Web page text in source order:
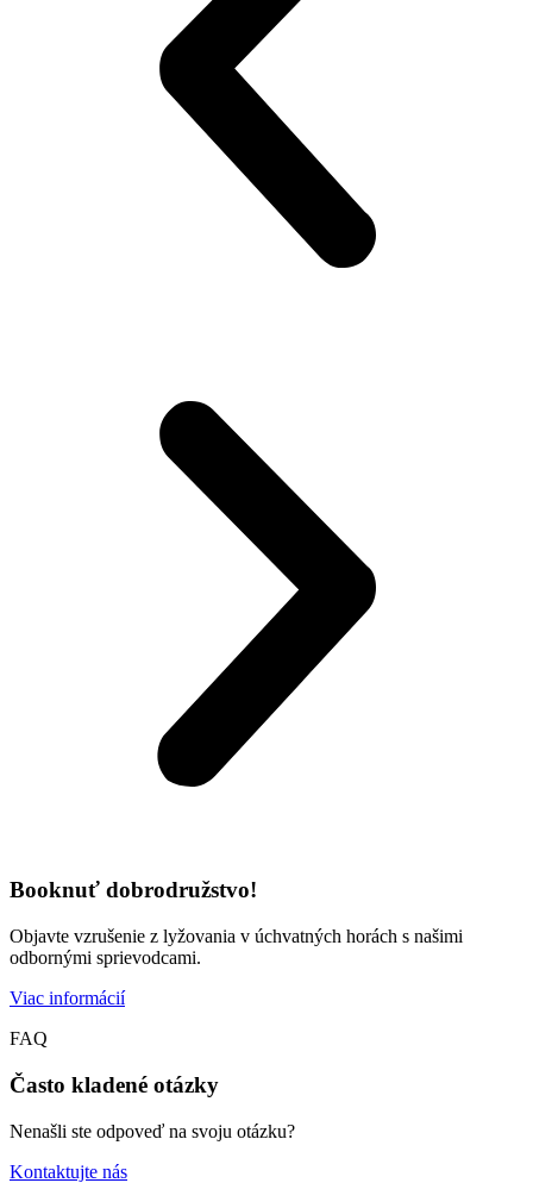
Booknuť dobrodružstvo!
Objavte vzrušenie z lyžovania v úchvatných horách s našimi
odbornými sprievodcami.
Viac informácií
FAQ
Často kladené otázky
Nenašli ste odpoveď na svoju otázku?
Kontaktujte nás